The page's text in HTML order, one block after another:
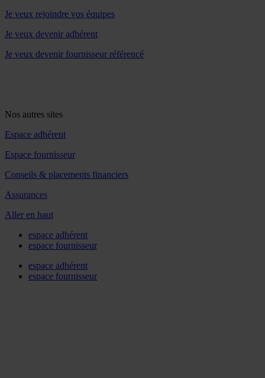
Je veux rejoindre vos équipes
Je veux devenir adhérent
Je veux devenir fournisseur référencé
Nos autres sites
Espace adhérent
Espace fournisseur
Conseils & placements financiers
Assurances
Aller en haut
espace adhérent
espace fournisseur
espace adhérent
espace fournisseur